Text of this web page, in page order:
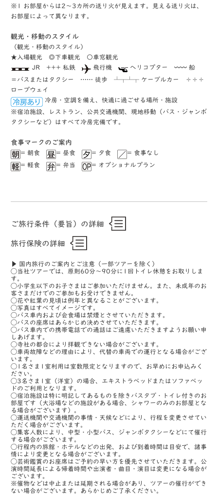
※1 お部屋からは2～3カ所の送り火が見えます。見える送り火は、
お部屋によって異なります。
観光・移動のスタイル
（観光・移動のスタイル）
★入場観光 ◎下車観光 ○車窓観光
JR +++ 私鉄
飛行機
ヘリコプター 〰〰 船
＝バスまたはタクシー …… 徒歩 ┴┬┴┬ ケーブルカー ÷÷÷
ロープウェイ
冷房・空調を備え、快適に過ごせる場所・施設
※宿泊施設、レストラン、公共交通機関、現地移動（バス・ジャンボ
タクシーなど）はすべて冷房完備です。
⾷事マークのご案内
= 朝食 = 昼食 = 夕食
= 食事なし
= 軽食
= 弁当 = オプショナルプラン
ご旅行条件（要旨）の詳細
旅行保険の詳細
▶ 国内旅行のご案内とご注意（一部ツアーを除く）
◯当社ツアーでは、原則60分〜90分に1回トイレ休憩をお取りしま
す。
◯小学生以下のお子さまはご参加いただけません。また、未成年のお
客さまだけでのご参加もお受けできません。
◯花や紅葉の見頃は例年と異なることがございます。
◯写真はすべてイメージです。
◯バス車内および会食場は禁煙とさせていただきます。
◯バスの座席はあらかじめ決めさせていただきます。
◯バス車内での携帯電話での通話はご遠慮いただきますようお願い申
しあげます。
◯寺社の都合により拝観できない場合がございます。
◯車両故障などの理由により、代替の車両での運行となる場合がござ
います。
◯1名さま1室利用は室数限定となりますので、お早めにお申込みく
ださい。
◯3名さま1室（洋室）の場合、エキストラベッドまたはソファベッ
ドのご利用となります。
◯宿泊施設は特に明記してあるものを除きバスタブ・トイレ付きのお
部屋です（大浴場などの施設がある場合、シャワーのみのお部屋とな
る場合がございます）。
◯運送機関や交通機関の事情・天候などにより、行程を変更させてい
ただく場合がございます。
◯集客人数により、中型・小型バス、ジャンボタクシーなどにて催行
する場合がございます。
◯行程内の旅館・ホテルなどの出発、および到着時間は目安で、諸事
情により変更となる場合がございます。
◯芸術鑑賞のお座席はご予約の早い方を優先させていただきます。公
演時間延長による帰着時間や出演者・曲目・演目は変更になる場合が
ございます。
※催物などは中止または延期される場合があり、ツアーの催行ができ
ない場合がございます。あらかじめご了承ください。